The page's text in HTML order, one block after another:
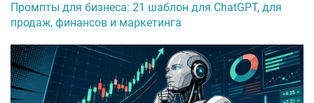
Промпты для бизнеса: 21 шаблон для ChatGPT, для
продаж, финансов и маркетинга